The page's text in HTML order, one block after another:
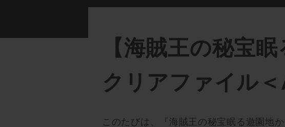
【海賊王の秘宝
クリアファイル
このたびは、『海賊王の秘宝眠る遊園地